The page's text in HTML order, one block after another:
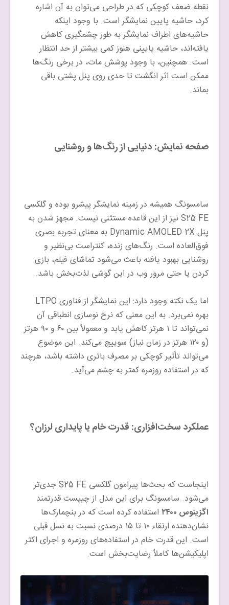
نقطه ضعف کوچکی که در طراحی می‌توان به آن اشاره
کرد، حاشیه پایین نمایشگر است. با وجود اینکه
حاشیه‌های اطراف نمایشگر به طور چشمگیری کاهش
یافته‌اند، حاشیه پایینی هنوز کمی بیشتر از حد انتظار
است. همچنین، با وجود پوشش مات، در برخی رنگ‌ها
ممکن است اثر انگشت تا حدی روی پنل پشتی باقی
بماند.
صفحه نمایش: دنیایی از رنگ‌ها و روشنایی
سامسونگ همیشه در زمینه نمایشگر پیشرو بوده و گلکسی
S25 FE نیز از این قاعده مستثنی نیست. مجهز شدن به
پنل Dynamic AMOLED 2X به معنای تجربه بصری
فوق‌العاده است. رنگ‌های زنده، کنتراست بی‌نظیر و
روشنایی بهبود یافته باعث می‌شود تماشای فیلم، بازی
کردن یا حتی مرور وب در این گوشی لذت‌بخش باشد.
اما یک نکته وجود دارد: این نمایشگر از فناوری LTPO
بهره نمی‌برد. به این معنی که نرخ نوسازی انطباقی آن
نمی‌تواند تا ۱ هرتز کاهش یابد و معمولاً بین ۶۰ و ۹۰ هرتز
(و ۱۲۰ هرتز در زمان نیاز) سوییچ می‌کند. این موضوع
می‌تواند تأثیر کوچکی بر مصرف باتری داشته باشد، هرچند
که در استفاده روزمره کمتر به چشم می‌آید.
عملکرد سخت‌افزاری: قدرت خام یا پایداری لرزان؟
اینجاست که بحث‌ها پیرامون گلکسی S25 FE جدی‌تر
می‌شود. سامسونگ برای این مدل از چیپست قدرتمند
اگزینوس ۲۴۰۰
استفاده کرده است که در بنچمارک‌ها
نشان‌دهنده ارتقاء ۱۰ تا ۱۵ درصدی نسبت به نسل قبلی
است. این قدرت خام در استفاده‌های روزمره و اجرای اکثر
اپلیکیشن‌ها کاملاً رضایت‌بخش است.